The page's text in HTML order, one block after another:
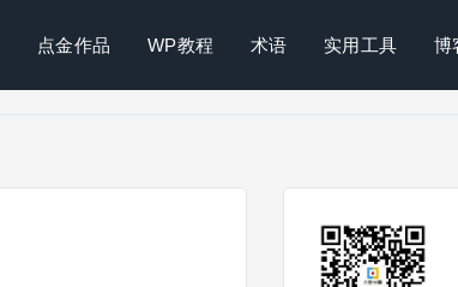
点金作品 WP教程 术语 实用工具 博